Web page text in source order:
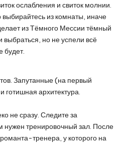
ослабления и свиток молнии.
выбирайтесь из комнаты, иначе
из Тёмного Мессии тёмный
но не успели всё
будет.
Запутанные (на первый
готишная архитектура.
не сразу. Следите за
нужен тренировочный зал. После
тренера, у которого на